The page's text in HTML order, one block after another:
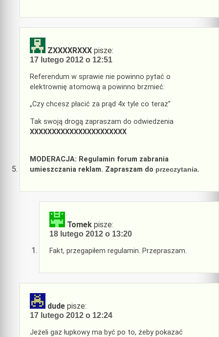
ZXXXXRXXX pisze:
17 lutego 2012 o 12:51
Referendum w sprawie nie powinno pytać o
elektrownię atomową a powinno brzmieć:
„Czy chcesz płacić za prąd 4x tyle co teraz”
Tak swoją drogą zapraszam do odwiedzenia
XXXXXXXXXXXXXXXXXXXXXX
MODERACJA: Regulamin forum zabrania
umieszczania reklam. Zapraszam do przeczytania.
Tomek pisze:
18 lutego 2012 o 13:20
Fakt, przegapiłem regulamin. Przepraszam.
dude pisze:
17 lutego 2012 o 12:24
Jeżeli gaz łupkowy ma być po to, żeby pokazać